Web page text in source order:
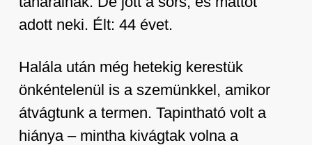
adott neki. Élt: 44 évet.
Halála után még hetekig kerestük
önkéntelenül is a szemünkkel, amikor
átvágtunk a termen. Tapintható volt a
hiánya – mintha kivágtak volna a